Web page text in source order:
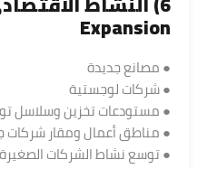
Expansion
● مصانع جديدة
● شركات لوجستية
● مستودعات تخزين وسلاسل
● مناطق أعمال ومقار شركات
● توسع نشاط الشركات